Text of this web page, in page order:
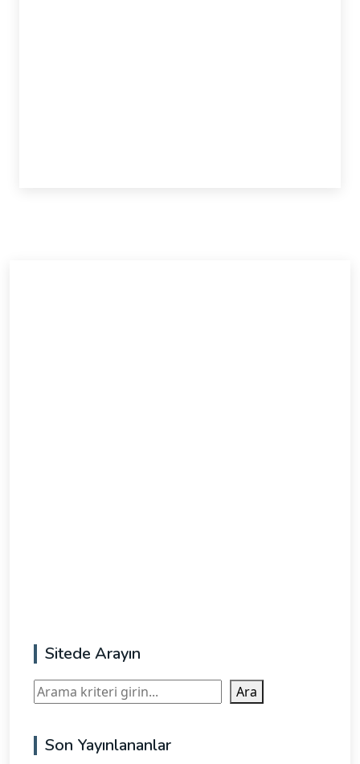
Sitede Arayın
Ara Ara
Son Yayınlananlar